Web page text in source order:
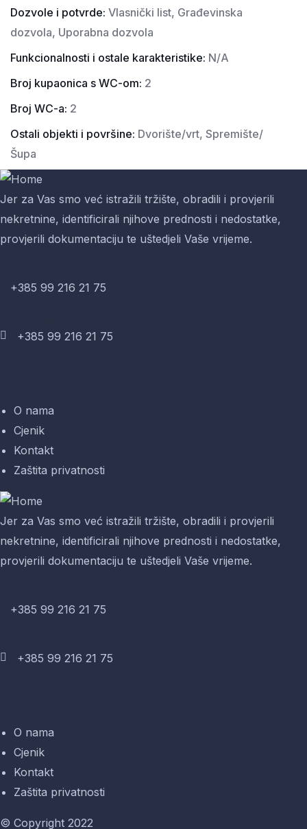
Dozvole i potvrde: Vlasnički list, Građevinska
dozvola, Uporabna dozvola
Funkcionalnosti i ostale karakteristike: N/A
Broj kupaonica s WC-om: 2
Broj WC-a: 2
Ostali objekti i površine: Dvorište/vrt, Spremište/
Šupa
Jer za Vas smo već istražili tržište, obradili i provjerili
nekretnine, identificirali njihove prednosti i nedostatke,
provjerili dokumentaciju te uštedjeli Vaše vrijeme.
+385 99 216 21 75
+385 99 216 21 75
O nama
Cjenik
Kontakt
Zaštita privatnosti
Jer za Vas smo već istražili tržište, obradili i provjerili
nekretnine, identificirali njihove prednosti i nedostatke,
provjerili dokumentaciju te uštedjeli Vaše vrijeme.
+385 99 216 21 75
+385 99 216 21 75
O nama
Cjenik
Kontakt
Zaštita privatnosti
© Copyright 2022